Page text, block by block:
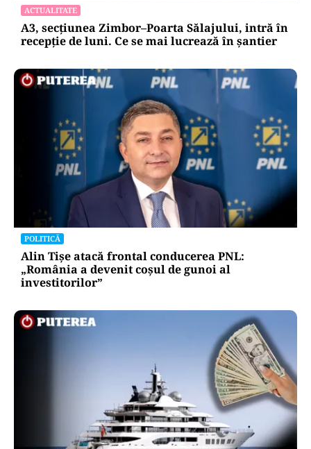
ACTUALITATE
A3, secțiunea Zimbor–Poarta Sălajului, intră în
recepție de luni. Ce se mai lucrează în șantier
POLITICĂ
Alin Tișe atacă frontal conducerea PNL:
„România a devenit coșul de gunoi al
investitorilor”